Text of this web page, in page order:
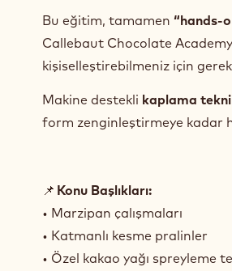
Bu eğitim, tamamen “hands-
Callebaut Chocolate
kişiselleştirebilmeniz için
Makine destekli kaplama
form zenginleştirmeye kadar
📌 Konu Başlıkları:
• Marzipan çalışmaları
• Katmanlı kesme pralinler
• Özel kakao yağı spreyleme